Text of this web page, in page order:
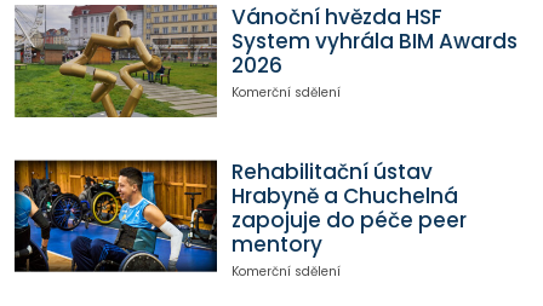
Vánoční hvězda HSF
System vyhrála BIM Awards
2026
Komerční sdělení
Rehabilitační ústav
Hrabyně a Chuchelná
zapojuje do péče peer
mentory
Komerční sdělení